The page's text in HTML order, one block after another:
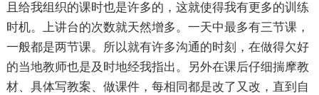
且给我组织的课时也是许多的，这就使得我有更多的训练
时机。上讲台的次数就天然增多。一天中最多有三节课，
一般都是两节课。所以就有许多沟通的时刻，在做得欠好
的当地教师也是及时地经我指出。另外在课后仔细揣摩教
材、具体写教案、做课件，每相同都是改了又改，直到自